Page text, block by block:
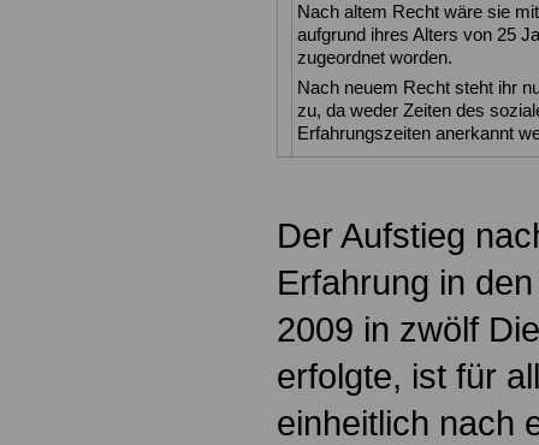
Nach altem Recht wäre sie
aufgrund ihres Alters von 25
zugeordnet worden.
Nach neuem Recht steht ihr
zu, da weder Zeiten des
Erfahrungszeiten anerkannt
Der Aufstieg
Erfahrung in
2009 in zwölf
erfolgte, ist für
einheitlich nach